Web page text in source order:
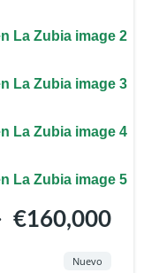
€160,000
Nuevo